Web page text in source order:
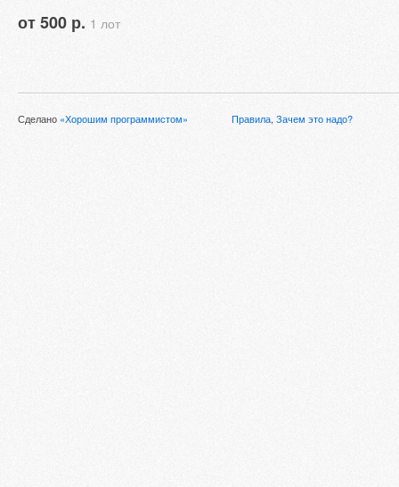
от 500 р. 1 лот
Сделано «Хорошим программистом» Правила, Зачем это надо?